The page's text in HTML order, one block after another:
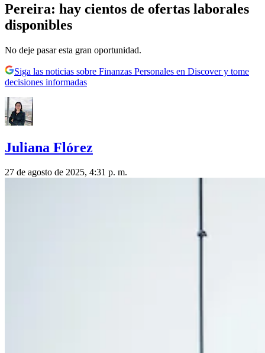
Pereira: hay cientos de ofertas laborales
disponibles
No deje pasar esta gran oportunidad.
Siga las noticias sobre Finanzas Personales en Discover y tome
decisiones informadas
Juliana Flórez
27 de agosto de 2025, 4:31 p. m.